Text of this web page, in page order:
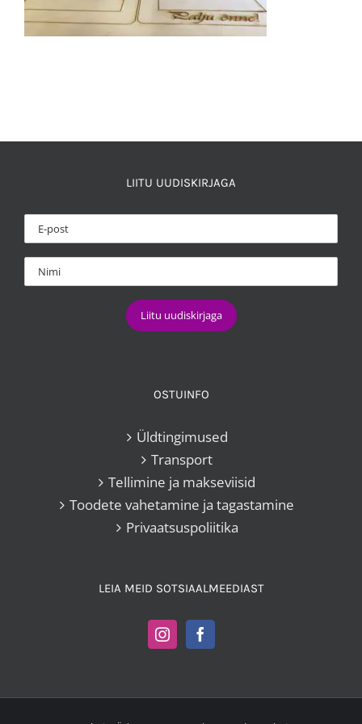
LIITU UUDISKIRJAGA
OSTUINFO
Üldtingimused
Transport
Tellimine ja makseviisid
Toodete vahetamine ja tagastamine
Privaatsuspoliitika
LEIA MEID SOTSIAALMEEDIAST